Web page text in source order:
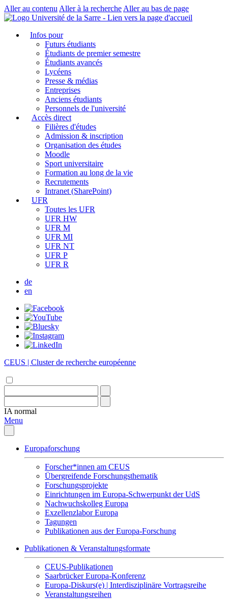
Aller au contenu Aller à la recherche Aller au bas de page
Infos pour
Futurs étudiants
Étudiants de premier semestre
Étudiants avancés
Lycéens
Presse & médias
Entreprises
Anciens étudiants
Personnels de l'université
Accès direct
Filières d'études
Admission & inscription
Organisation des études
Moodle
Sport universitaire
Formation au long de la vie
Recrutements
Intranet (SharePoint)
UFR
Toutes les UFR
UFR HW
UFR M
UFR MI
UFR NT
UFR P
UFR R
de
en
CEUS | Cluster de recherche européenne
IA normal
Menu
Europaforschung
Forscher*innen am CEUS
Übergreifende Forschungsthematik
Forschungsprojekte
Einrichtungen im Europa-Schwerpunkt der UdS
Nachwuchskolleg Europa
Exzellenzlabor Europa
Tagungen
Publikationen aus der Europa-Forschung
Publikationen & Veranstaltungsformate
CEUS-Publikationen
Saarbrücker Europa-Konferenz
Europa-Diskurs(e) | Interdisziplinäre Vortragsreihe
Veranstaltungsreihen